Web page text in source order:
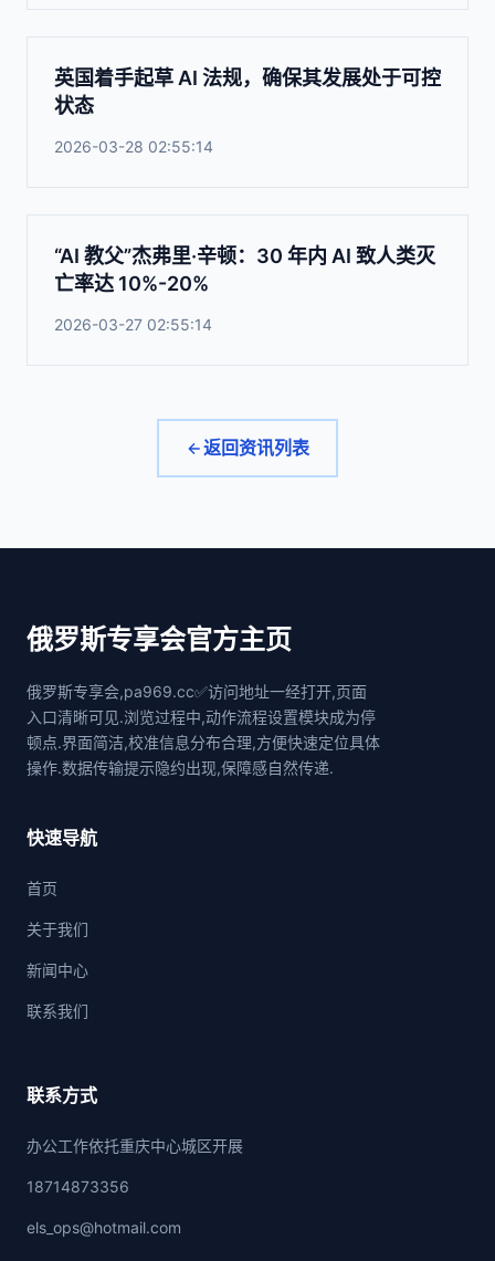
英国着手起草 AI 法规，确保其发展处于可控
状态
2026-03-28 02:55:14
“AI 教父”杰弗里·辛顿：30 年内 AI 致人类灭
亡率达 10%-20%
2026-03-27 02:55:14
返回资讯列表
俄罗斯专享会官方主页
俄罗斯专享会,pa969.cc✅访问地址一经打开,页面
入口清晰可见.浏览过程中,动作流程设置模块成为停
顿点.界面简洁,校准信息分布合理,方便快速定位具体
操作.数据传输提示隐约出现,保障感自然传递.
快速导航
首页
关于我们
新闻中心
联系我们
联系方式
办公工作依托重庆中心城区开展
18714873356
els_ops@hotmail.com